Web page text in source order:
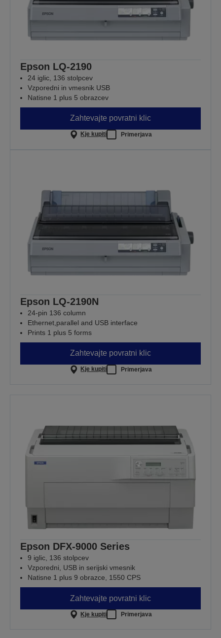
Epson LQ-2190
24 iglic, 136 stolpcev
Vzporedni in vmesnik USB
Natisne 1 plus 5 obrazcev
Zahtevajte povratni klic
Kje kupiti Primerjava
Epson LQ-2190N
24-pin 136 column
Ethernet,parallel and USB interface
Prints 1 plus 5 forms
Zahtevajte povratni klic
Kje kupiti Primerjava
Epson DFX-9000 Series
9 iglic, 136 stolpcev
Vzporedni, USB in serijski vmesnik
Natisne 1 plus 9 obrazce, 1550 CPS
Zahtevajte povratni klic
Kje kupiti Primerjava